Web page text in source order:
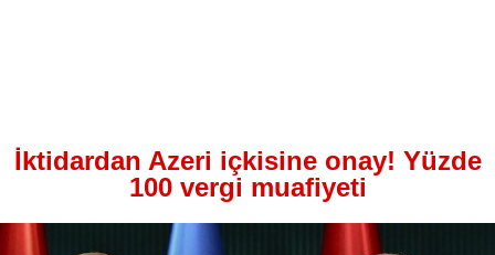
İktidardan Azeri içkisine onay! Yüzde
100 vergi muafiyeti